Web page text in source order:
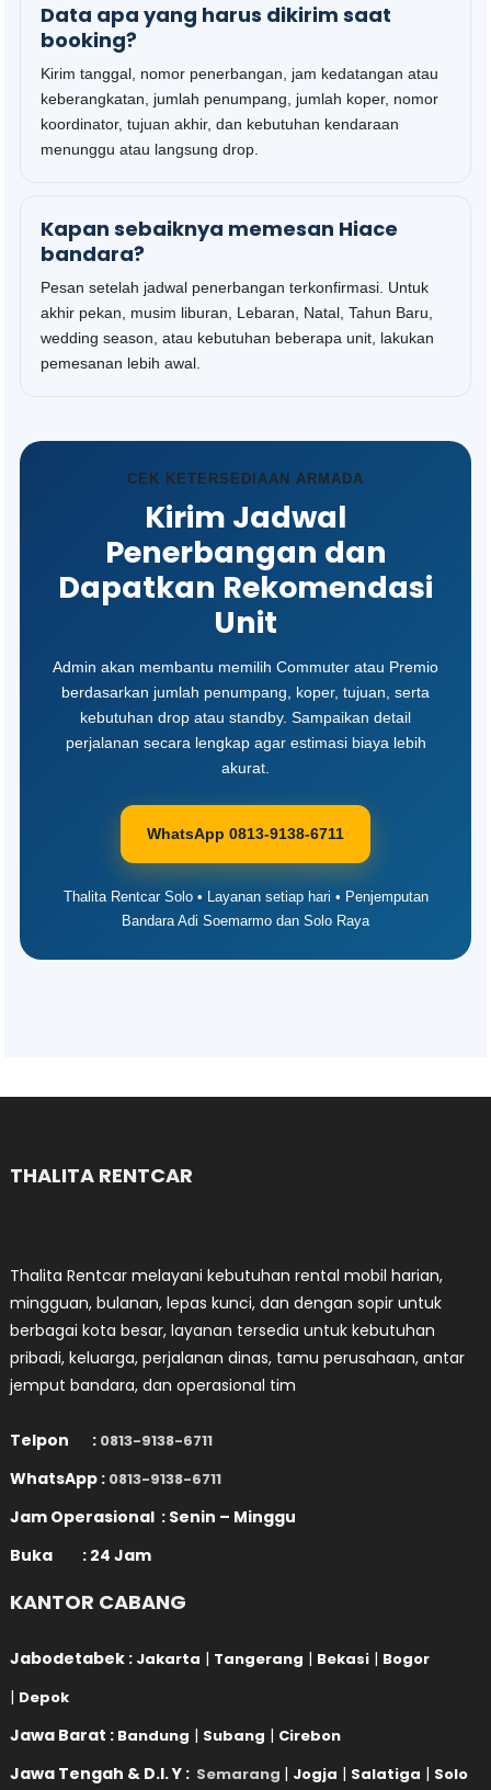
Data apa yang harus dikirim saat
booking?
Kirim tanggal, nomor penerbangan, jam kedatangan atau
keberangkatan, jumlah penumpang, jumlah koper, nomor
koordinator, tujuan akhir, dan kebutuhan kendaraan
menunggu atau langsung drop.
Kapan sebaiknya memesan Hiace
bandara?
Pesan setelah jadwal penerbangan terkonfirmasi. Untuk
akhir pekan, musim liburan, Lebaran, Natal, Tahun Baru,
wedding season, atau kebutuhan beberapa unit, lakukan
pemesanan lebih awal.
CEK KETERSEDIAAN ARMADA
Kirim Jadwal
Penerbangan dan
Dapatkan Rekomendasi
Unit
Admin akan membantu memilih Commuter atau Premio
berdasarkan jumlah penumpang, koper, tujuan, serta
kebutuhan drop atau standby. Sampaikan detail
perjalanan secara lengkap agar estimasi biaya lebih
akurat.
WhatsApp 0813-9138-6711
Thalita Rentcar Solo • Layanan setiap hari • Penjemputan
Bandara Adi Soemarmo dan Solo Raya
THALITA RENTCAR
Thalita Rentcar melayani kebutuhan rental mobil harian,
mingguan, bulanan, lepas kunci, dan dengan sopir untuk
berbagai kota besar, layanan tersedia untuk kebutuhan
pribadi, keluarga, perjalanan dinas, tamu perusahaan, antar
jemput bandara, dan operasional tim
Telpon : 0813-9138-6711
WhatsApp : 0813-9138-6711
Jam Operasional : Senin – Minggu
Buka : 24 Jam
KANTOR CABANG
Jabodetabek : Jakarta | Tangerang | Bekasi | Bogor
| Depok
Jawa Barat : Bandung | Subang | Cirebon
Jawa Tengah & D.I. Y : Semarang | Jogja | Salatiga | Solo